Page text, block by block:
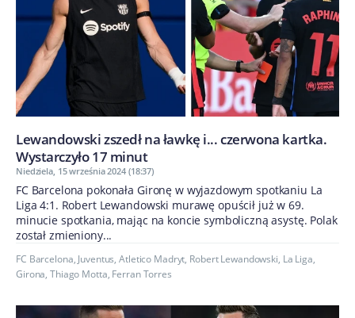
Lewandowski zszedł na ławkę i... czerwona kartka.
Wystarczyło 17 minut
Niedziela, 15 września 2024 (18:37)
FC Barcelona pokonała Gironę w wyjazdowym spotkaniu La
Liga 4:1. Robert Lewandowski murawę opuścił już w 69.
minucie spotkania, mając na koncie symboliczną asystę. Polak
został zmieniony...
FC Barcelona, Juventus,Atletico Madryt, Robert Lewandowski, La Liga,
Girona,Thiago Motta, Ferran Torres